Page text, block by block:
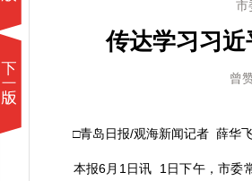
市
传达学习习
曾
□青岛日报/观海新闻记者 薛华
本报6月1日讯 1日下午，市委常